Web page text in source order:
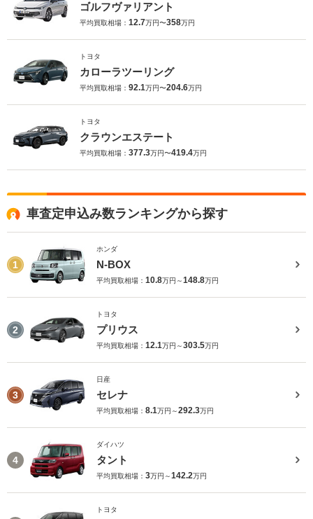
ゴルフヴァリアント
平均買取相場： 12.7万円〜358万円
トヨタ
カローラツーリング
平均買取相場： 92.1万円〜204.6万円
トヨタ
クラウンエステート
平均買取相場： 377.3万円〜419.4万円
車査定申込み数ランキングから探す
1
ホンダ
N-BOX
平均買取相場： 10.8万円～148.8万円
2
トヨタ
プリウス
平均買取相場： 12.1万円～303.5万円
3
日産
セレナ
平均買取相場： 8.1万円～292.3万円
4
ダイハツ
タント
平均買取相場： 3万円～142.2万円
トヨタ